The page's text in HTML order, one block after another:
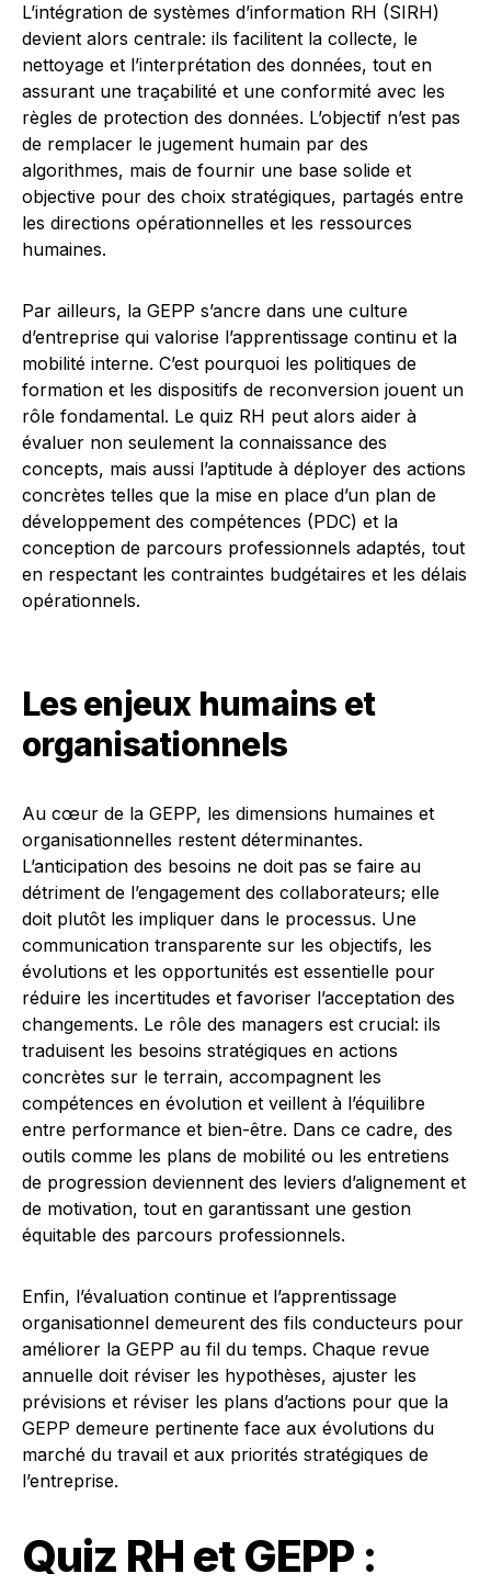
L’intégration de systèmes d’information RH (SIRH)
devient alors centrale: ils facilitent la collecte, le
nettoyage et l’interprétation des données, tout en
assurant une traçabilité et une conformité avec les
règles de protection des données. L’objectif n’est pas
de remplacer le jugement humain par des
algorithmes, mais de fournir une base solide et
objective pour des choix stratégiques, partagés entre
les directions opérationnelles et les ressources
humaines.
Par ailleurs, la GEPP s’ancre dans une culture
d’entreprise qui valorise l’apprentissage continu et la
mobilité interne. C’est pourquoi les politiques de
formation et les dispositifs de reconversion jouent un
rôle fondamental. Le quiz RH peut alors aider à
évaluer non seulement la connaissance des
concepts, mais aussi l’aptitude à déployer des actions
concrètes telles que la mise en place d’un plan de
développement des compétences (PDC) et la
conception de parcours professionnels adaptés, tout
en respectant les contraintes budgétaires et les délais
opérationnels.
Les enjeux humains et
organisationnels
Au cœur de la GEPP, les dimensions humaines et
organisationnelles restent déterminantes.
L’anticipation des besoins ne doit pas se faire au
détriment de l’engagement des collaborateurs; elle
doit plutôt les impliquer dans le processus. Une
communication transparente sur les objectifs, les
évolutions et les opportunités est essentielle pour
réduire les incertitudes et favoriser l’acceptation des
changements. Le rôle des managers est crucial: ils
traduisent les besoins stratégiques en actions
concrètes sur le terrain, accompagnent les
compétences en évolution et veillent à l’équilibre
entre performance et bien-être. Dans ce cadre, des
outils comme les plans de mobilité ou les entretiens
de progression deviennent des leviers d’alignement et
de motivation, tout en garantissant une gestion
équitable des parcours professionnels.
Enfin, l’évaluation continue et l’apprentissage
organisationnel demeurent des fils conducteurs pour
améliorer la GEPP au fil du temps. Chaque revue
annuelle doit réviser les hypothèses, ajuster les
prévisions et réviser les plans d’actions pour que la
GEPP demeure pertinente face aux évolutions du
marché du travail et aux priorités stratégiques de
l’entreprise.
Quiz RH et GEPP :